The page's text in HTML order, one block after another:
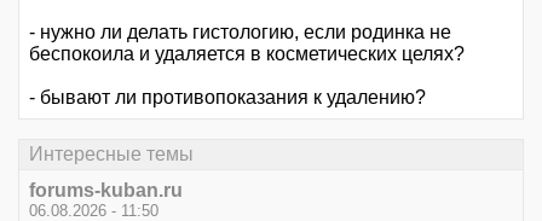
- нужно ли делать гистологию, если родинка не
беспокоила и удаляется в косметических целях?
- бывают ли противопоказания к удалению?
Интересные темы
forums-kuban.ru
06.08.2026 - 11:50